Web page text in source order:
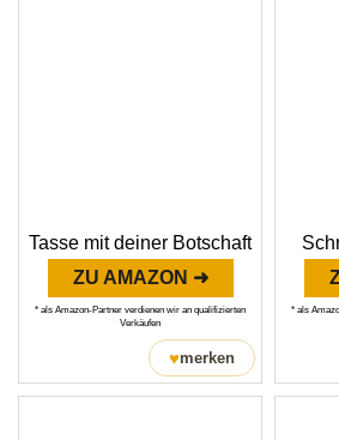
Tasse mit deiner Botschaft
ZU AMAZON ➜
* als Amazon-Partner verdienen wir an qualifizierten
Verkäufen
♥merken
* als